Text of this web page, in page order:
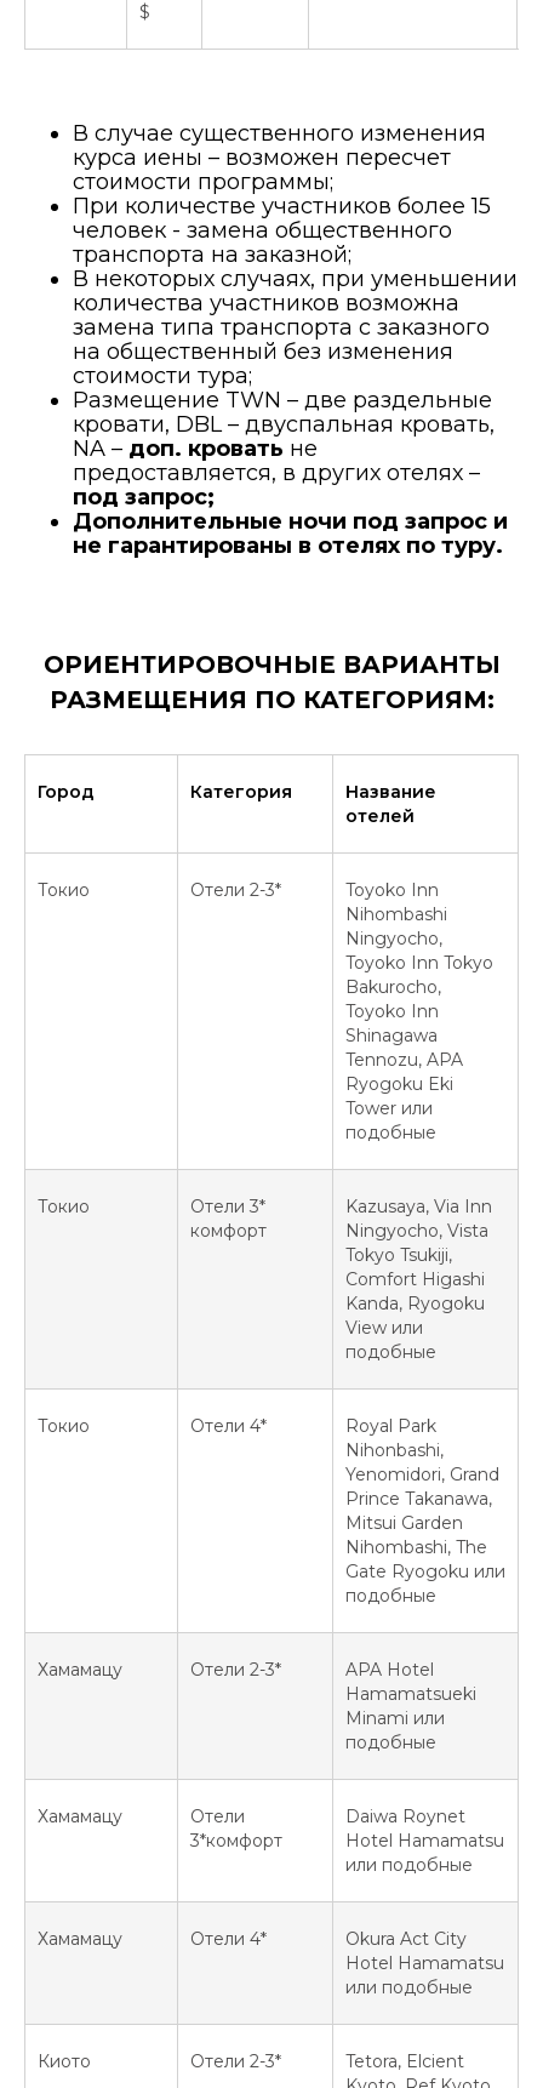
$
В случае существенного изменения
курса иены – возможен пересчет
стоимости программы;
При количестве участников более 15
человек - замена общественного
транспорта на заказной;
В некоторых случаях, при уменьшении
количества участников возможна
замена типа транспорта с заказного
на общественный без изменения
стоимости тура;
Размещение TWN – две раздельные
кровати, DBL – двуспальная кровать,
NA – доп. кровать не
предоставляется, в других отелях –
под запрос;
Дополнительные ночи под запрос и
не гарантированы в отелях по туру.
ОРИЕНТИРОВОЧНЫЕ ВАРИАНТЫ
РАЗМЕЩЕНИЯ ПО КАТЕГОРИЯМ:
Город Категория
Название
отелей
Токио Отели 2-3*
Toyoko Inn
Nihombashi
Ningyocho,
Toyoko Inn Tokyo
Bakurocho,
Toyoko Inn
Shinagawa
Tennozu, APA
Ryogoku Eki
Tower или
подобные
Токио
Отели 3*
комфорт
Kazusaya, Via Inn
Ningyocho, Vista
Tokyo Tsukiji,
Comfort Higashi
Kanda, Ryogoku
View или
подобные
Токио Отели 4*
Royal Park
Nihonbashi,
Yenomidori, Grand
Prince Takanawa,
Mitsui Garden
Nihombashi, The
Gate Ryogoku или
подобные
Хамамацу Отели 2-3*
APA Hotel
Hamamatsueki
Minami или
подобные
Хамамацу
Отели
3*комфорт
Daiwa Roynet
Hotel Hamamatsu
или подобные
Хамамацу Отели 4*
Okura Act City
Hotel Hamamatsu
или подобные
Киото Отели 2-3*
Tetora, Elcient